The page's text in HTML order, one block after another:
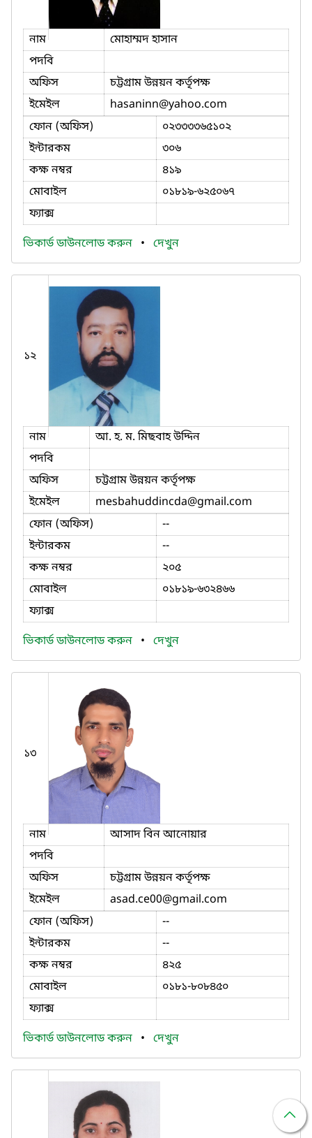
নাম
মোহাম্মদ হাসান
পদবি
অফিস
চট্টগ্রাম উন্নয়ন কর্তৃপক্ষ
ইমেইল
hasaninn@yahoo.com
ফোন (অফিস)
০২৩৩৩৩৬৫১০২
ইন্টারকম
৩০৬
কক্ষ নম্বর
৪১৯
মোবাইল
০১৮১৯-৬২৫০৬৭
ফ্যাক্স
ভিকার্ড ডাউনলোড করুন • দেখুন
১২
নাম
আ. হ. ম. মিছবাহ উদ্দিন
পদবি
অফিস
চট্টগ্রাম উন্নয়ন কর্তৃপক্ষ
ইমেইল
mesbahuddincda@gmail.com
ফোন (অফিস)
--
ইন্টারকম
--
কক্ষ নম্বর
২০৫
মোবাইল
০১৮১৯-৬৩২৪৬৬
ফ্যাক্স
ভিকার্ড ডাউনলোড করুন • দেখুন
১৩
নাম
আসাদ বিন আনোয়ার
পদবি
অফিস
চট্টগ্রাম উন্নয়ন কর্তৃপক্ষ
ইমেইল
asad.ce00@gmail.com
ফোন (অফিস)
--
ইন্টারকম
--
কক্ষ নম্বর
৪২৫
মোবাইল
০১৮১-৮০৮৪৫০
ফ্যাক্স
ভিকার্ড ডাউনলোড করুন • দেখুন